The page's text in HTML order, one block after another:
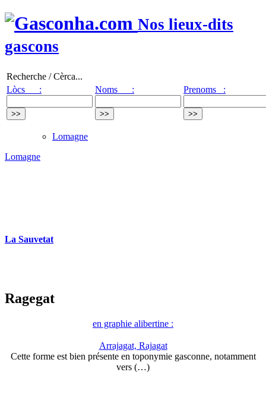
Nos lieux-dits
gascons
Recherche / Cèrca...
Lòcs :
Noms : Prenoms :
Lomagne
Lomagne
La Sauvetat
Ragegat
en graphie alibertine :
Arrajagat, Rajagat
Cette forme est bien présente en toponymie gasconne, notamment
vers (…)